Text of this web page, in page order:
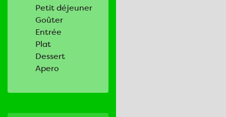
Petit déjeuner
Goûter
Entrée
Plat
Dessert
Apero